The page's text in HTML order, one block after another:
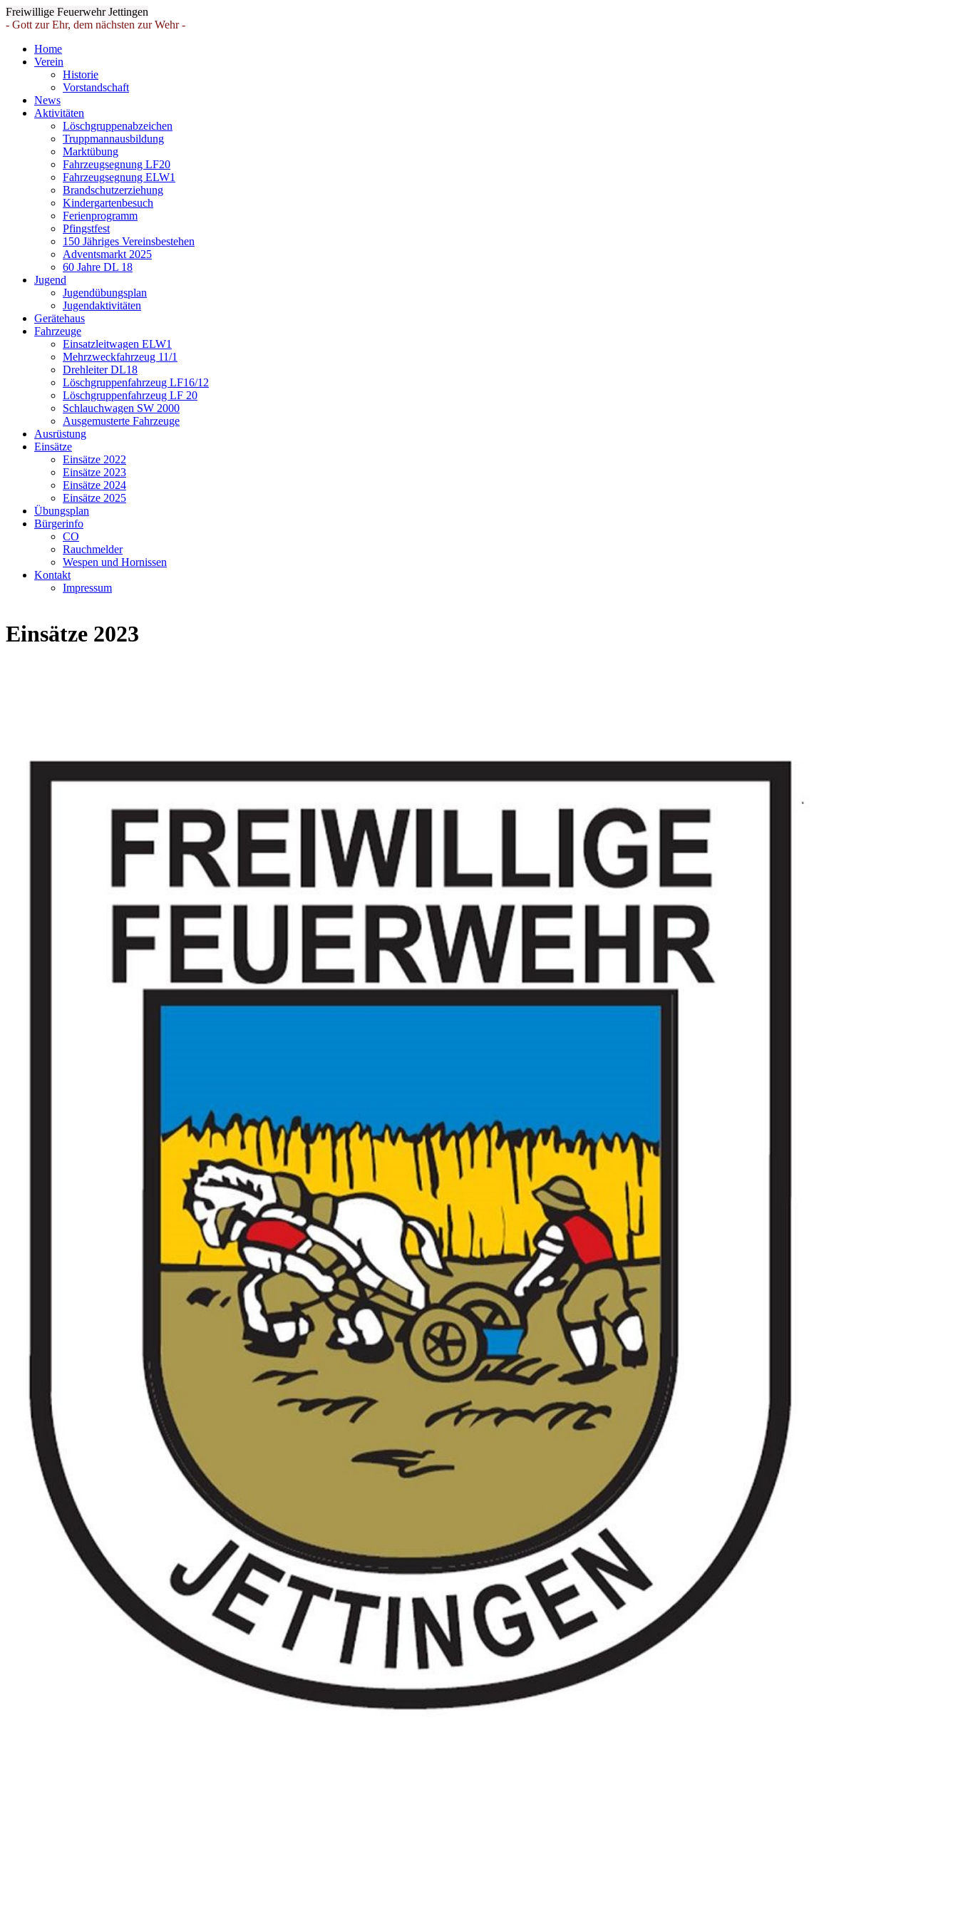
Freiwillige Feuerwehr Jettingen
- Gott zur Ehr, dem nächsten zur Wehr -
Home
Verein
Historie
Vorstandschaft
News
Aktivitäten
Löschgruppenabzeichen
Truppmannausbildung
Marktübung
Fahrzeugsegnung LF20
Fahrzeugsegnung ELW1
Brandschutzerziehung
Kindergartenbesuch
Ferienprogramm
Pfingstfest
150 Jähriges Vereinsbestehen
Adventsmarkt 2025
60 Jahre DL 18
Jugend
Jugendübungsplan
Jugendaktivitäten
Gerätehaus
Fahrzeuge
Einsatzleitwagen ELW1
Mehrzweckfahrzeug 11/1
Drehleiter DL18
Löschgruppenfahrzeug LF16/12
Löschgruppenfahrzeug LF 20
Schlauchwagen SW 2000
Ausgemusterte Fahrzeuge
Ausrüstung
Einsätze
Einsätze 2022
Einsätze 2023
Einsätze 2024
Einsätze 2025
Übungsplan
Bürgerinfo
CO
Rauchmelder
Wespen und Hornissen
Kontakt
Impressum
Einsätze 2023